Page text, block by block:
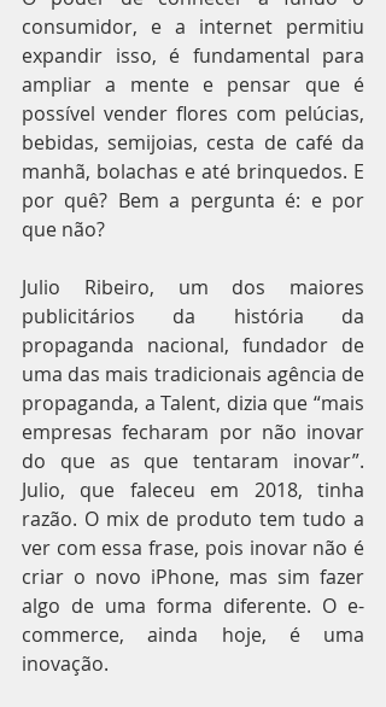
consumidor, e a internet permitiu
expandir isso, é fundamental para
ampliar a mente e pensar que é
possível vender flores com pelúcias,
bebidas, semijoias, cesta de café da
manhã, bolachas e até brinquedos. E
por quê? Bem a pergunta é: e por
que não?
Julio Ribeiro, um dos maiores
publicitários da história da
propaganda nacional, fundador de
uma das mais tradicionais agência de
propaganda, a Talent, dizia que “mais
empresas fecharam por não inovar
do que as que tentaram inovar”.
Julio, que faleceu em 2018, tinha
razão. O mix de produto tem tudo a
ver com essa frase, pois inovar não é
criar o novo iPhone, mas sim fazer
algo de uma forma diferente. O e-
commerce, ainda hoje, é uma
inovação.